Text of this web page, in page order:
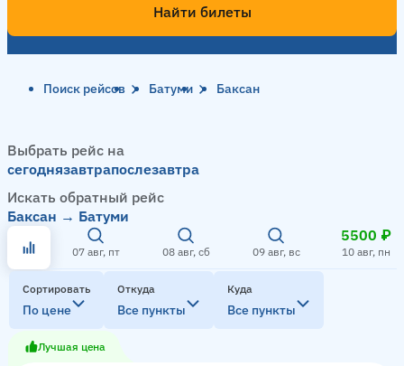
Найти билеты
Поиск рейсов Батуми Баксан
Выбрать рейс на
сегоднязавтрапослезавтра
Искать обратный рейс
Баксан → Батуми
07 авг, пт 08 авг, сб 09 авг, вс
5500 ₽
10 авг, пн
Сортировать
По цене
Откуда
Все пункты
Куда
Все пункты
Лучшая цена